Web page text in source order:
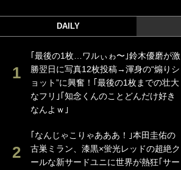
DAILY
｢最後の1枚…ワルぃゎ〜｣鈴木優磨が激
勝翌日に写真12枚投稿→渾身の“煽りシ
ョット”に興奮！｢最後の1枚までの壮大
なフリ｣｢知念くんのことどんだけ好き
なんよｗ｣
｢なんじゃこりゃあああ！｣本田圭佑の
古巣ミラン、漆黒×蛍光レッドの超絶ク
ールな新サードユニに世界が熱狂｢サー